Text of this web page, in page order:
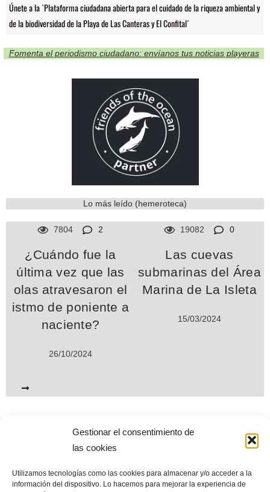
Gestionar el consentimiento de
las cookies
Utilizamos tecnologías como las cookies para almacenar y/o acceder a la
información del dispositivo. Lo hacemos para mejorar la experiencia de
Únete a la `Plataforma ciudadana abierta para el cuidado de la riqueza ambiental y
de la biodiversidad de la Playa de Las Canteras y El Confital´
Fomenta el periodismo ciudadano: envíanos tus noticias playeras
Lo más leído (hemeroteca)
7804 2
¿Cuándo fue la
última vez que las
olas atravesaron el
istmo de poniente a
naciente?
26/10/2024
19082 0
Las cuevas
submarinas del Área
Marina de La Isleta
15/03/2024
www.miplayadelascanteras.com. Desde septiembre de 2004. Todos
los derechos reservados © (All Rights Reserved©)
Esta web es el mayor repositorio de información sobre la playa de
Las Canteras. Sus contenidos están en permanente revisión y